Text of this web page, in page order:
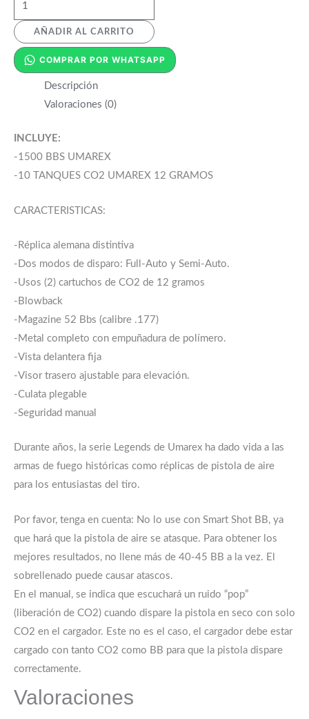
AÑADIR AL CARRITO
COMPRAR POR WHATSAPP
Descripción
Valoraciones (0)
INCLUYE:
-1500 BBS UMAREX
-10 TANQUES CO2 UMAREX 12 GRAMOS
CARACTERISTICAS:
-Réplica alemana distintiva
-Dos modos de disparo: Full-Auto y Semi-Auto.
-Usos (2) cartuchos de CO2 de 12 gramos
-Blowback
-Magazine 52 Bbs (calibre .177)
-Metal completo con empuñadura de polímero.
-Vista delantera fija
-Visor trasero ajustable para elevación.
-Culata plegable
-Seguridad manual
Durante años, la serie Legends de Umarex ha dado vida a las
armas de fuego históricas como réplicas de pistola de aire
para los entusiastas del tiro.
Por favor, tenga en cuenta: No lo use con Smart Shot BB, ya
que hará que la pistola de aire se atasque. Para obtener los
mejores resultados, no llene más de 40-45 BB a la vez. El
sobrellenado puede causar atascos.
En el manual, se indica que escuchará un ruido “pop”
(liberación de CO2) cuando dispare la pistola en seco con solo
CO2 en el cargador. Este no es el caso, el cargador debe estar
cargado con tanto CO2 como BB para que la pistola dispare
correctamente.
Valoraciones